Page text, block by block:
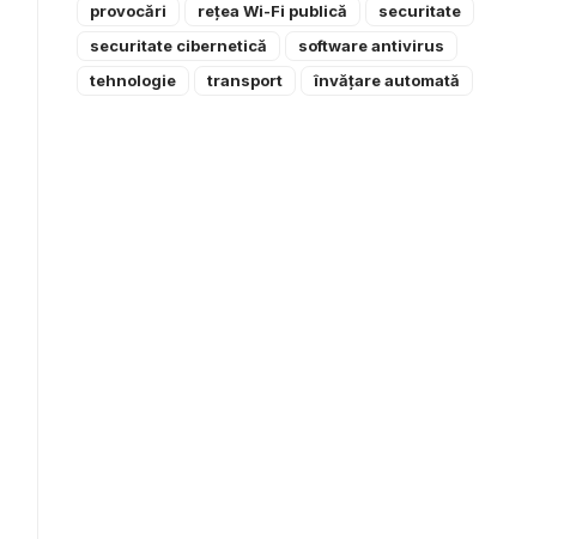
provocări
rețea Wi-Fi publică
securitate
securitate cibernetică
software antivirus
tehnologie
transport învățare automată